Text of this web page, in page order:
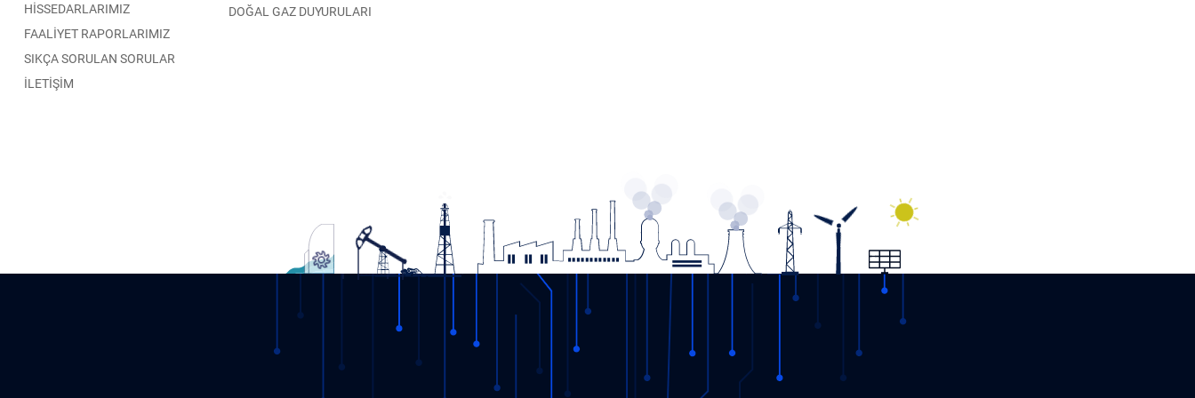
HİSSEDARLARIMIZ
FAALİYET RAPORLARIMIZ
SIKÇA SORULAN SORULAR
İLETİŞİM
DOĞAL GAZ DUYURULARI